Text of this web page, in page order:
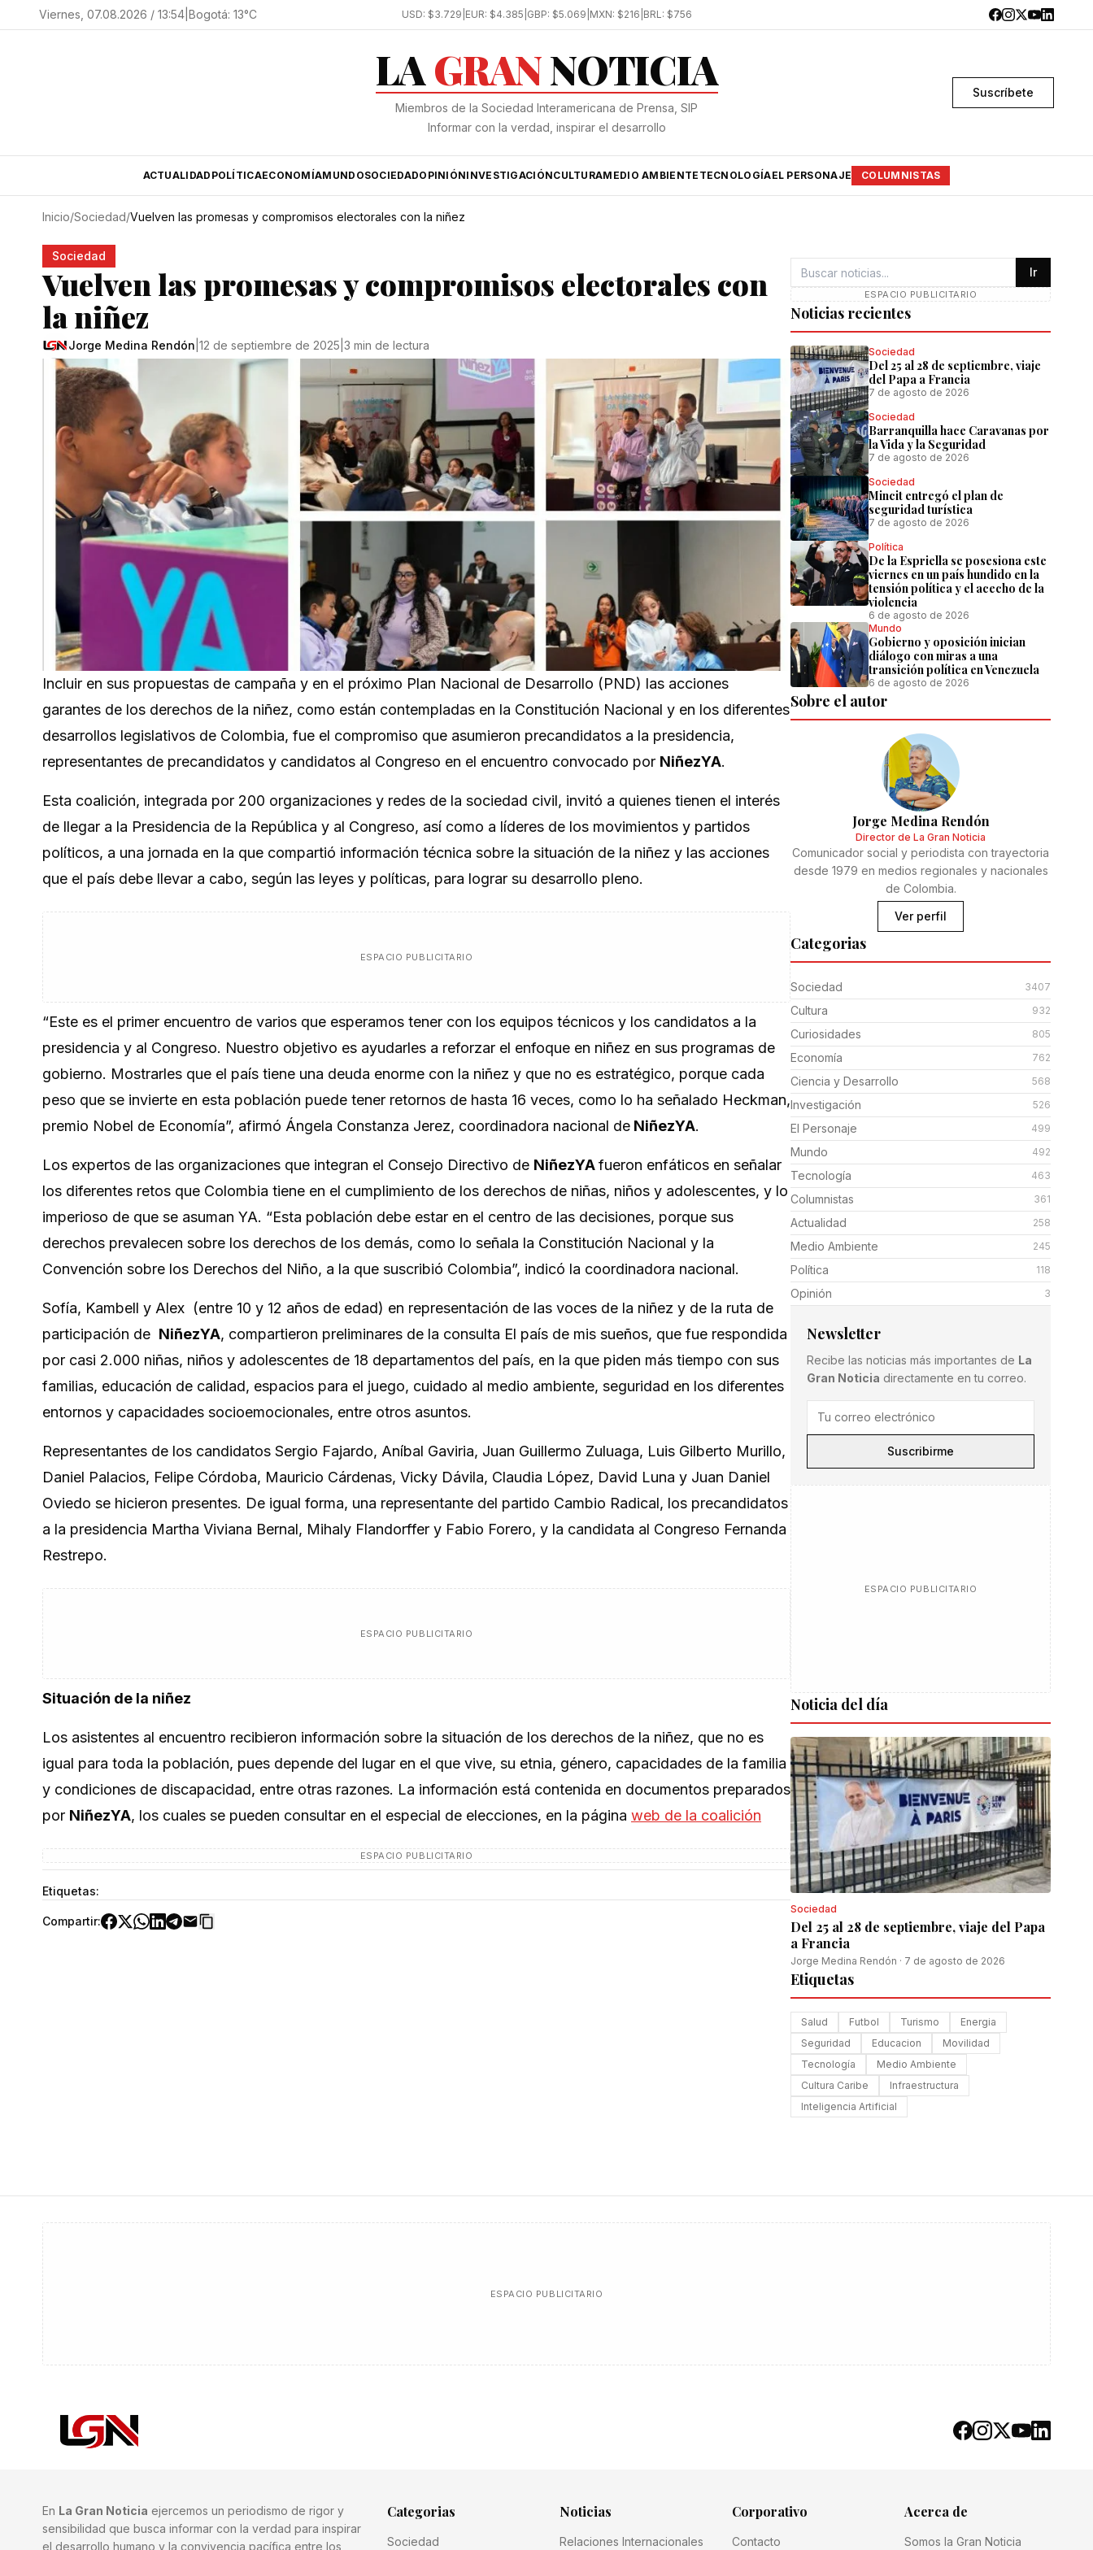
Viernes, 07.08.2026 / 13:54 Bogotá: 13°C USD: $3.729 EUR: $4.385 GBP: $5.069 MXN: $216 BRL: $756
LAGRANNOTICIA
Miembros de la Sociedad Interamericana de Prensa, SIP
Informar con la verdad, inspirar el desarrollo
Suscríbete
ACTUALIDAD POLÍTICAECONOMÍAMUNDOSOCIEDADOPINIÓNINVESTIGACIÓNCULTURAMEDIO AMBIENTE TECNOLOGÍAEL PERSONAJE COLUMNISTAS
Inicio/Sociedad/Vuelven las promesas y compromisos electorales con la niñez
Sociedad
Vuelven las promesas y compromisos electorales con
la niñez
Jorge Medina Rendón 12 de septiembre de 2025 3 min de lectura
Incluir en sus propuestas de campaña y en el próximo Plan Nacional de Desarrollo (PND) las acciones
garantes de los derechos de la niñez, como están contempladas en la Constitución Nacional y en los diferentes
desarrollos legislativos de Colombia, fue el compromiso que asumieron precandidatos a la presidencia,
representantes de precandidatos y candidatos al Congreso en el encuentro convocado por NiñezYA.
Esta coalición, integrada por 200 organizaciones y redes de la sociedad civil, invitó a quienes tienen el interés
de llegar a la Presidencia de la República y al Congreso, así como a líderes de los movimientos y partidos
políticos, a una jornada en la que compartió información técnica sobre la situación de la niñez y las acciones
que el país debe llevar a cabo, según las leyes y políticas, para lograr su desarrollo pleno.
ESPACIO PUBLICITARIO
“Este es el primer encuentro de varios que esperamos tener con los equipos técnicos y los candidatos a la
presidencia y al Congreso. Nuestro objetivo es ayudarles a reforzar el enfoque en niñez en sus programas de
gobierno. Mostrarles que el país tiene una deuda enorme con la niñez y que no es estratégico, porque cada
peso que se invierte en esta población puede tener retornos de hasta 16 veces, como lo ha señalado Heckman,
premio Nobel de Economía”, afirmó Ángela Constanza Jerez, coordinadora nacional de NiñezYA.
Los expertos de las organizaciones que integran el Consejo Directivo de NiñezYAfueron enfáticos en señalar
los diferentes retos que Colombia tiene en el cumplimiento de los derechos de niñas, niños y adolescentes, y lo
imperioso de que se asuman YA. “Esta población debe estar en el centro de las decisiones, porque sus
derechos prevalecen sobre los derechos de los demás, como lo señala la Constitución Nacional y la
Convención sobre los Derechos del Niño, a la que suscribió Colombia”, indicó la coordinadora nacional.
Sofía, Kambell y Alex (entre 10 y 12 años de edad) en representación de las voces de la niñez y de la ruta de
participación de NiñezYA, compartieron preliminares de la consulta El país de mis sueños, que fue respondida
por casi 2.000 niñas, niños y adolescentes de 18 departamentos del país, en la que piden más tiempo con sus
familias, educación de calidad, espacios para el juego, cuidado al medio ambiente, seguridad en los diferentes
entornos y capacidades socioemocionales, entre otros asuntos.
Representantes de los candidatos Sergio Fajardo, Aníbal Gaviria, Juan Guillermo Zuluaga, Luis Gilberto Murillo,
Daniel Palacios, Felipe Córdoba, Mauricio Cárdenas, Vicky Dávila, Claudia López, David Luna y Juan Daniel
Oviedo se hicieron presentes. De igual forma, una representante del partido Cambio Radical, los precandidatos
a la presidencia Martha Viviana Bernal, Mihaly Flandorffer y Fabio Forero, y la candidata al Congreso Fernanda
Restrepo.
ESPACIO PUBLICITARIO
Situación de la niñez
Los asistentes al encuentro recibieron información sobre la situación de los derechos de la niñez, que no es
igual para toda la población, pues depende del lugar en el que vive, su etnia, género, capacidades de la familia
y condiciones de discapacidad, entre otras razones. La información está contenida en documentos preparados
por NiñezYA, los cuales se pueden consultar en el especial de elecciones, en la página web de la coalición
ESPACIO PUBLICITARIO
Etiquetas:
Compartir:
Ir
ESPACIO PUBLICITARIO
Noticias recientes
Sociedad
Del 25 al 28 de septiembre, viaje
del Papa a Francia
7 de agosto de 2026
Sociedad
Barranquilla hace Caravanas por
la Vida y la Seguridad
7 de agosto de 2026
Sociedad
Mincit entregó el plan de
seguridad turística
7 de agosto de 2026
Política
De la Espriella se posesiona este
viernes en un país hundido en la
tensión política y el acecho de la
violencia
6 de agosto de 2026
Mundo
Gobierno y oposición inician
diálogo con miras a una
transición política en Venezuela
6 de agosto de 2026
Sobre el autor
Jorge Medina Rendón
Director de La Gran Noticia
Comunicador social y periodista con trayectoria
desde 1979 en medios regionales y nacionales
de Colombia.
Ver perfil
Categorias
Sociedad 3407
Cultura 932
Curiosidades 805
Economía 762
Ciencia y Desarrollo 568
Investigación 526
El Personaje 499
Mundo 492
Tecnología 463
Columnistas 361
Actualidad 258
Medio Ambiente 245
Política 118
Opinión 3
Newsletter
Recibe las noticias más importantes de La
Gran Noticia directamente en tu correo.
Suscribirme
ESPACIO PUBLICITARIO
Noticia del día
Sociedad
Del 25 al 28 de septiembre, viaje del Papa
a Francia
Jorge Medina Rendón · 7 de agosto de 2026
Etiquetas
Salud Futbol Turismo
Energia
Seguridad
Educacion
Movilidad
Tecnología
Medio Ambiente
Cultura Caribe
Infraestructura
Inteligencia Artificial
ESPACIO PUBLICITARIO
En La Gran Noticia ejercemos un periodismo de rigor y
sensibilidad que busca informar con la verdad para inspirar
el desarrollo humano y la convivencia pacífica entre los
Categorias
Sociedad
Noticias
Relaciones Internacionales
Corporativo
Contacto
Acerca de
Somos la Gran Noticia